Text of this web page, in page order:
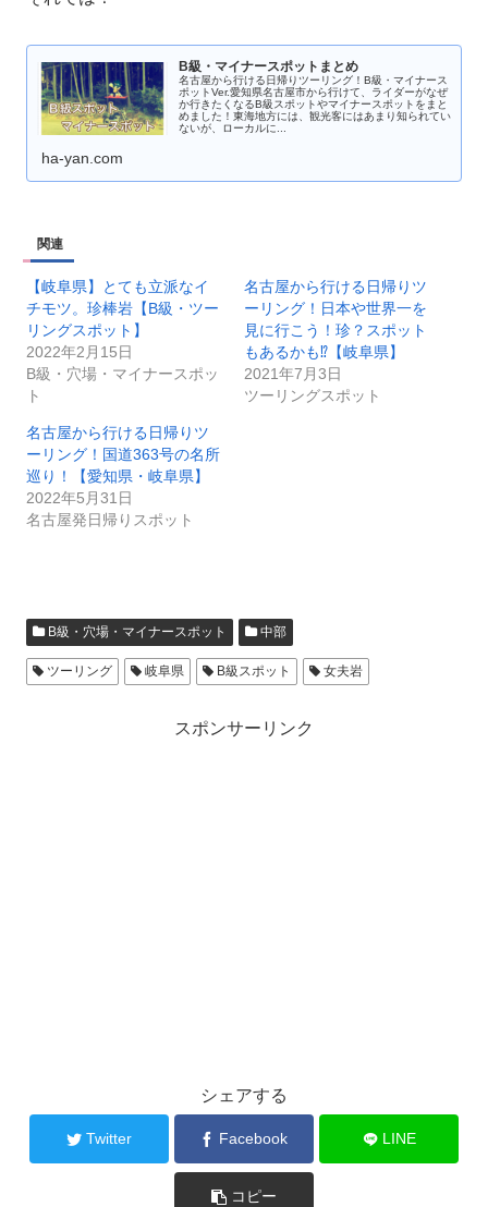
B級・マイナースポットまとめ
名古屋から行ける日帰りツーリング！B級・マイナース
ポットVer.愛知県名古屋市から行けて、ライダーがなぜ
か行きたくなるB級スポットやマイナースポットをまと
めました！東海地方には、観光客にはあまり知られてい
ないが、ローカルに...
ha-yan.com
関連
【岐阜県】とても立派なイ
チモツ。珍棒岩【B級・ツー
リングスポット】
2022年2月15日
B級・穴場・マイナースポッ
ト
名古屋から行ける日帰りツ
ーリング！日本や世界一を
見に行こう！珍？スポット
もあるかも⁉︎【岐阜県】
2021年7月3日
ツーリングスポット
名古屋から行ける日帰りツ
ーリング！国道363号の名所
巡り！【愛知県・岐阜県】
2022年5月31日
名古屋発日帰りスポット
B級・穴場・マイナースポット 中部
ツーリング 岐阜県 B級スポット 女夫岩
スポンサーリンク
シェアする
Twitter Facebook LINE
コピー